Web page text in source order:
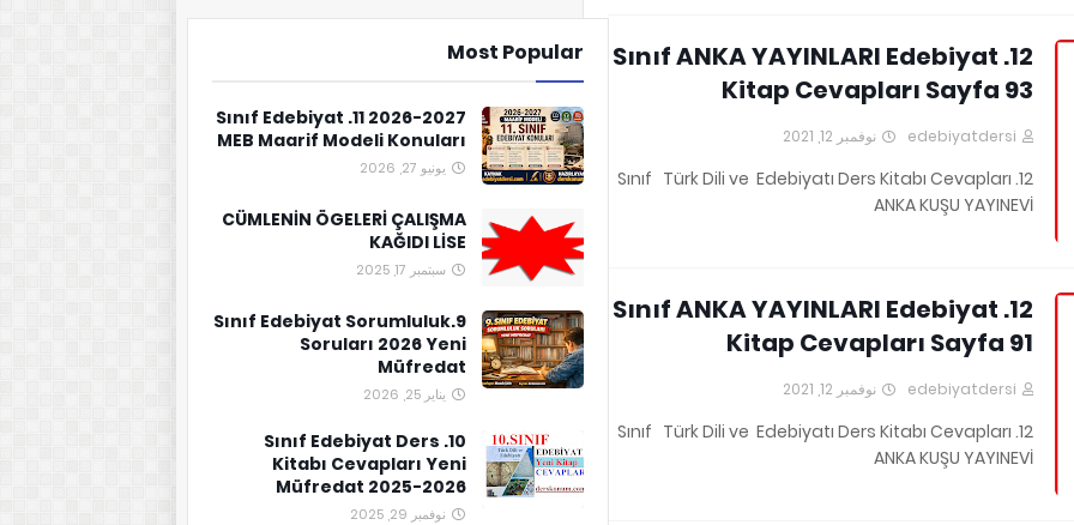
12. Sınıf ANKA YAYINLARI Edebiyat
Kitap Cevapları Sayfa 93
edebiyatdersi نوفمبر 12, 2021
12. Sınıf Türk Dili ve Edebiyatı Ders Kitabı Cevapları
ANKA KUŞU YAYINEVİ
12. Sınıf ANKA YAYINLARI Edebiyat
Kitap Cevapları Sayfa 91
edebiyatdersi نوفمبر 12, 2021
12. Sınıf Türk Dili ve Edebiyatı Ders Kitabı Cevapları
ANKA KUŞU YAYINEVİ
Most Popular
2026-2027 11. Sınıf Edebiyat
MEB Maarif Modeli Konuları
يونيو 27, 2026
CÜMLENİN ÖGELERİ ÇALIŞMA
KAĞIDI LİSE
سبتمبر 17, 2025
9.Sınıf Edebiyat Sorumluluk
Soruları 2026 Yeni
Müfredat
يناير 25, 2026
10. Sınıf Edebiyat Ders
Kitabı Cevapları Yeni
Müfredat 2025-2026
نوفمبر 29, 2025